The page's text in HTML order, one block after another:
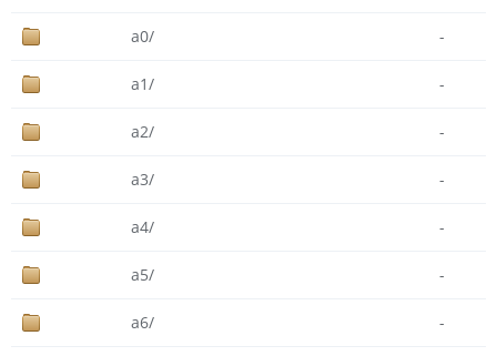
a0/ -
a1/ -
a2/ -
a3/ -
a4/ -
a5/ -
a6/ -